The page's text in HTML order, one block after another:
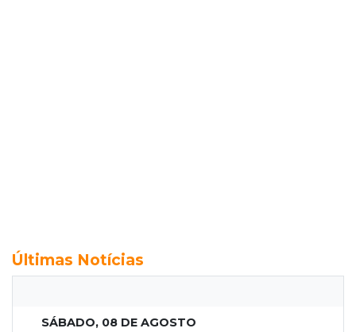
Últimas Notícias
SÁBADO, 08 DE AGOSTO